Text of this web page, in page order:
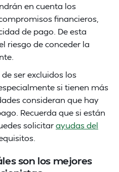
en cuenta los
financieros,
de pago. De esta
riesgo de conceder la
ser excluidos los
si tienen más
consideran que hay
Recuerda que si están
solicitarayudas del
son los mejores